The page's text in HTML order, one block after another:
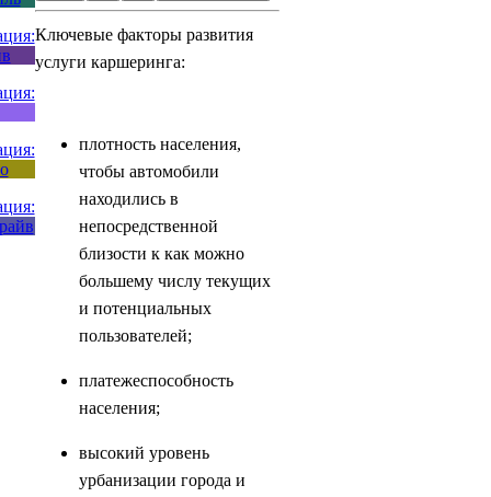
Ключевые факторы развития
услуги каршеринга:
плотность населения,
чтобы автомобили
находились в
непосредственной
близости к как можно
большему числу текущих
и потенциальных
пользователей;
платежеспособность
населения;
высокий уровень
урбанизации города и